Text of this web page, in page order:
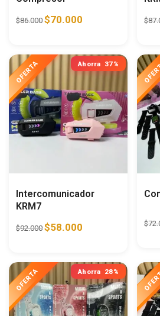
$86.000 $70.000 $
Ahorra 37%
Intercomunicador
KRM7
$92.000 $58.000 $
Ahorra 28%